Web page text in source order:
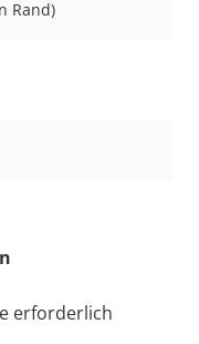
Rand)
erforderlich